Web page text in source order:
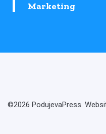
Marketing
©2026 PodujevaPress.